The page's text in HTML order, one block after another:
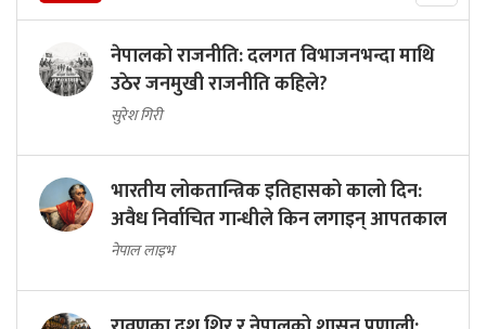
नेपालको राजनीति: दलगत विभाजनभन्दा माथि
उठेर जनमुखी राजनीति कहिले?
सुरेश गिरी
भारतीय लोकतान्त्रिक इतिहासको कालो दिन:
अवैध निर्वाचित गान्धीले किन लगाइन् आपतकाल
नेपाल लाइभ